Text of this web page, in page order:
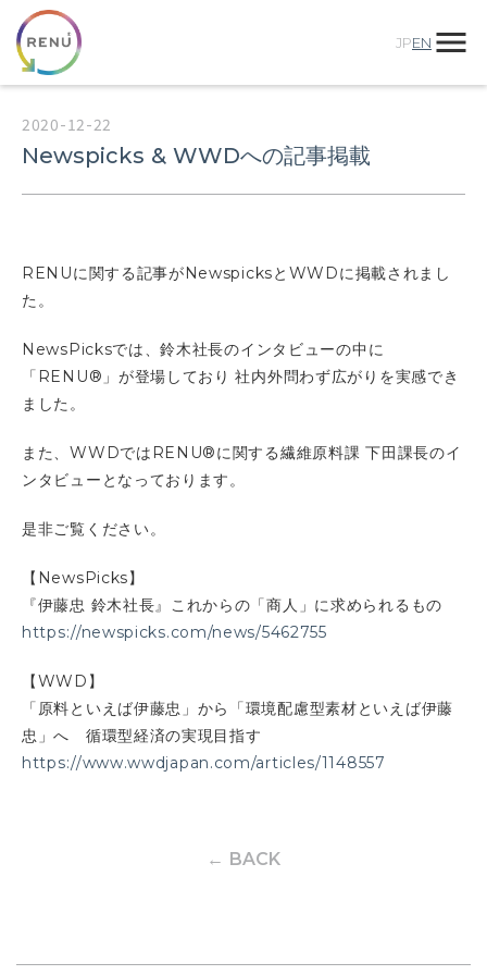
JPEN menu
2020-12-22
Newspicks & WWDへの記事掲載
RENUに関する記事がNewspicksとWWDに掲載されまし
た。
NewsPicksでは、鈴木社長のインタビューの中に
「RENU®」が登場しており 社内外問わず広がりを実感でき
ました。
また、WWDではRENU®に関する繊維原料課 下田課長のイ
ンタビューとなっております。
是非ご覧ください。
【NewsPicks】
『伊藤忠 鈴木社長』これからの「商人」に求められるもの
https://newspicks.com/news/5462755
【WWD】
「原料といえば伊藤忠」から「環境配慮型素材といえば伊藤
忠」へ 循環型経済の実現目指す
https://www.wwdjapan.com/articles/1148557
← BACK